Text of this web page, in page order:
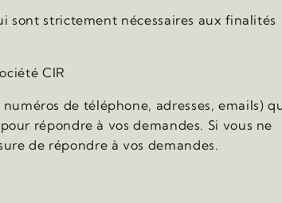
sont strictement nécessaires aux finalités
CIR
de téléphone, adresses, emails)
répondre à vos demandes. Si vous ne
de répondre à vos demandes.